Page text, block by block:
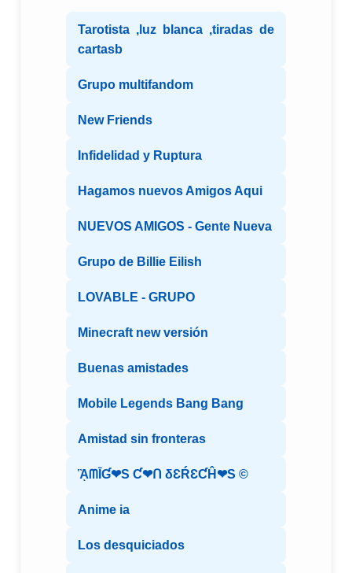
Tarotista ,luz blanca ,tiradas de
cartasb
Grupo multifandom
New Friends
Infidelidad y Ruptura
Hagamos nuevos Amigos Aqui
NUEVOS AMIGOS - Gente Nueva
Grupo de Billie Eilish
LOVABLE - GRUPO
Minecraft new versión
Buenas amistades
Mobile Legends Bang Bang
Amistad sin fronteras
ᾋᗰĪƓ❤S Ƈ❤ᑎ δƐŔƐƇĤ❤S ©️
Anime ia
Los desquiciados